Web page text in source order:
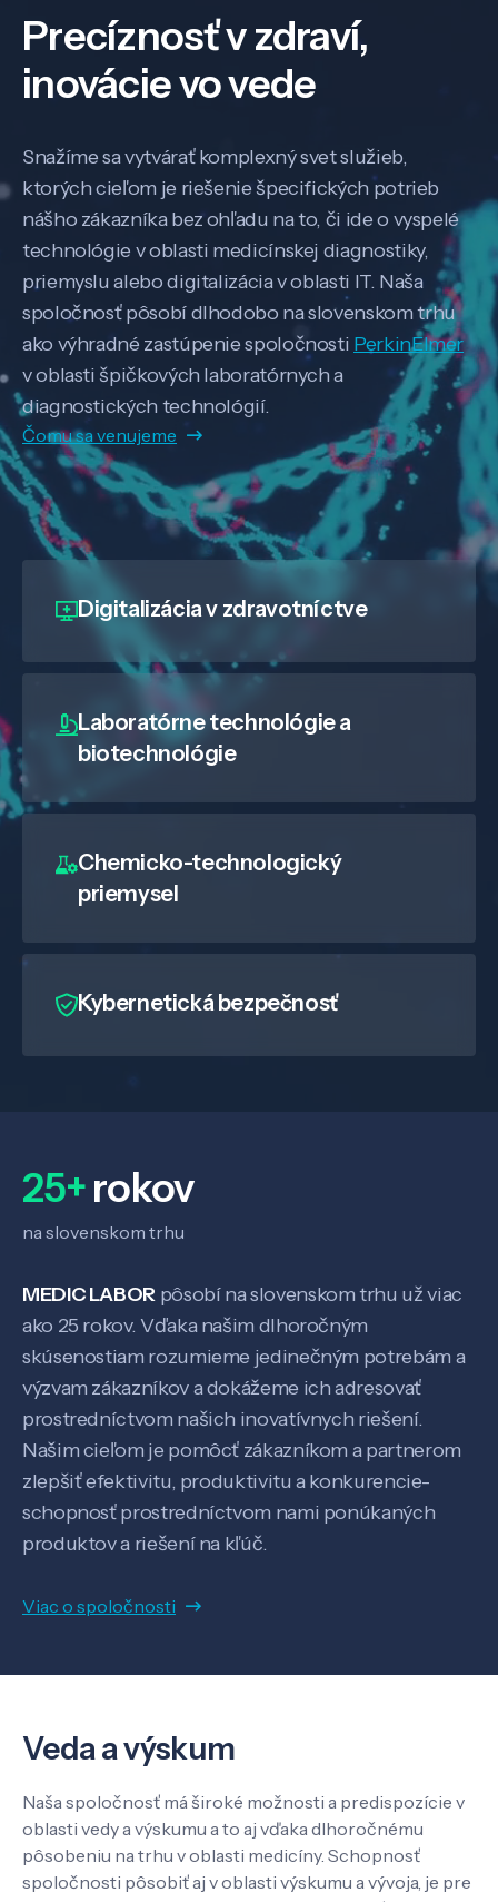
Veda a výskum
Pôsobenie
Precíznosť v zdraví,
inovácie vo vede
Snažíme sa vytvárať komplexný svet služieb,
ktorých cieľom je riešenie špecifických potrieb
nášho zákazníka bez ohľadu na to, či ide o vyspelé
technológie v oblasti medicínskej diagnostiky,
priemyslu alebo digitalizácia v oblasti IT. Naša
spoločnosť pôsobí dlhodobo na slovenskom trhu
ako výhradné zastúpenie spoločnosti PerkinElmer
v oblasti špičkových laboratórnych a
diagnostických technológií.
Čomu sa venujeme
Digitalizáciav zdravotníctve
Laboratórne technológie a
biotechnológie
Chemicko-technologický
priemysel
Kybernetická bezpečnosť
25+rokov
na slovenskom trhu
MEDIC LABOR pôsobí na slovenskom trhu už viac
ako 25 rokov. Vďaka našim dlhoročným
skúsenostiam rozumieme jedinečným potrebám a
výzvam zákazníkov a dokážeme ich adresovať
prostredníctvom našich inovatívnych riešení.
Našim cieľom je pomôcť zákazníkom a partnerom
zlepšiť efektivitu, produktivitu a konkurencie-
schopnosť prostredníctvom nami ponúkaných
produktov a riešení na kľúč.
Viac o spoločnosti
Veda a výskum
Naša spoločnosť má široké možnosti a predispozície v
oblasti vedy a výskumu a to aj vďaka dlhoročnému
pôsobeniu na trhu v oblasti medicíny. Schopnosť
spoločnosti pôsobiť aj v oblasti výskumu a vývoja, je pre